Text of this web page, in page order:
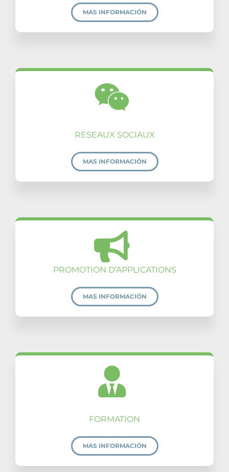
MAS INFORMACIÓN
RESEAUX SOCIAUX
MAS INFORMACIÓN
PROMOTION D’APPLICATIONS
MAS INFORMACIÓN
FORMATION
MAS INFORMACIÓN